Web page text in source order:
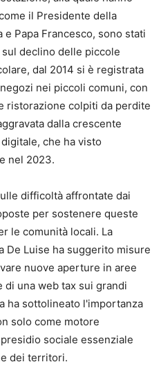
il Presidente della
Papa Francesco, sono stati
declino delle piccole
dal 2014 si è registrata
nei piccoli comuni, con
ristorazione colpiti da perdite
dalla crescente
che ha visto
nel 2023.
difficoltà affrontate dai
per sostenere queste
le comunità locali. La
De Luise ha suggerito misure
nuove aperture in aree
una web tax sui grandi
ha sottolineato l'importanza
solo come motore
sociale essenziale
dei territori.